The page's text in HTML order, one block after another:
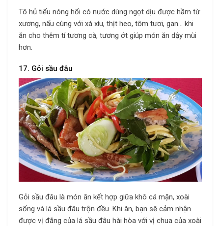
Tô hủ tiếu nóng hổi có nước dùng ngọt dịu được hầm từ
xương, nấu cùng với xá xíu, thịt heo, tôm tươi, gan… khi
ăn cho thêm tí tương cà, tương ớt giúp món ăn dậy mùi
hơn.
17. Gỏi sầu đâu
Gỏi sầu đâu là món ăn kết hợp giữa khô cá mặn, xoài
sống và lá sầu đâu trộn đều. Khi ăn, bạn sẽ cảm nhận
được vị đắng của lá sầu đâu hài hòa với vị chua của xoài